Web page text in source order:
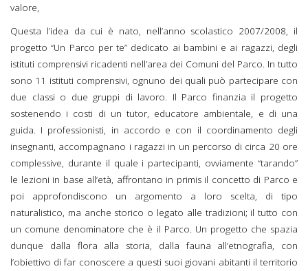
valore,
Questa l’idea da cui è nato, nell’anno scolastico 2007/2008, il
progetto “Un Parco per te” dedicato ai bambini e ai ragazzi, degli
istituti comprensivi ricadenti nell’area dei Comuni del Parco. In tutto
sono 11 istituti comprensivi, ognuno dei quali può partecipare con
due classi o due gruppi di lavoro. Il Parco finanzia il progetto
sostenendo i costi di un tutor, educatore ambientale, e di una
guida. I professionisti, in accordo e con il coordinamento degli
insegnanti, accompagnano i ragazzi in un percorso di circa 20 ore
complessive, durante il quale i partecipanti, ovviamente “tarando”
le lezioni in base all’età, affrontano in primis il concetto di Parco e
poi approfondiscono un argomento a loro scelta, di tipo
naturalistico, ma anche storico o legato alle tradizioni; il tutto con
un comune denominatore che è il Parco. Un progetto che spazia
dunque dalla flora alla storia, dalla fauna all’etnografia, con
l’obiettivo di far conoscere a questi suoi giovani abitanti il territorio